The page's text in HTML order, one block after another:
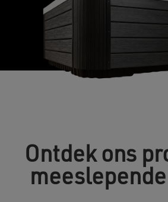
Ontdek ons